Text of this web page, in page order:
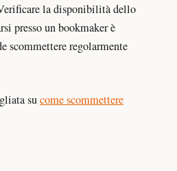
la disponibilità dello
presso un bookmaker è
scommettere regolarmente
sucome scommettere